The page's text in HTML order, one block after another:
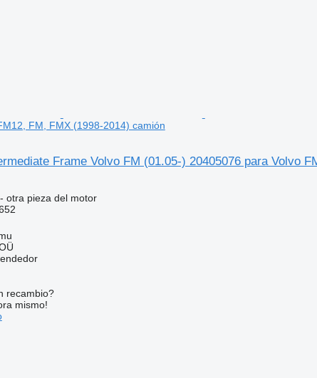
FM, FMX (1998-2014) camión
Frame Volvo FM (01.05-) 20405076 para Volvo
otra pieza del motor
recambio?
mismo!